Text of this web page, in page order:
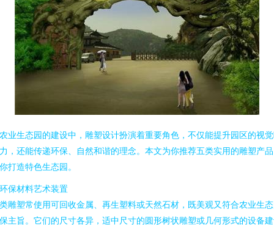
业生态园的建设中，雕塑设计扮演着重要角色，不仅能提升园区的视
，还能传递环保、自然和谐的理念。本文为你推荐五类实用的雕塑产
打造特色生态园。
保材料艺术装置
雕塑常使用可回收金属、再生塑料或天然石材，既美观又符合农业生
主旨。它们的尺寸各异，适中尺寸的圆形树状雕塑或几何形式的设备